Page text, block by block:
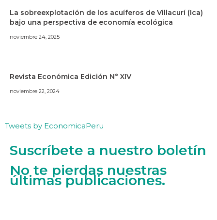
La sobreexplotación de los acuíferos de Villacurí (Ica)
bajo una perspectiva de economía ecológica
noviembre 24, 2025
Revista Económica Edición N° XIV
noviembre 22, 2024
Tweets by EconomicaPeru
Suscríbete a nuestro boletín
No te pierdas nuestras
últimas publicaciones.